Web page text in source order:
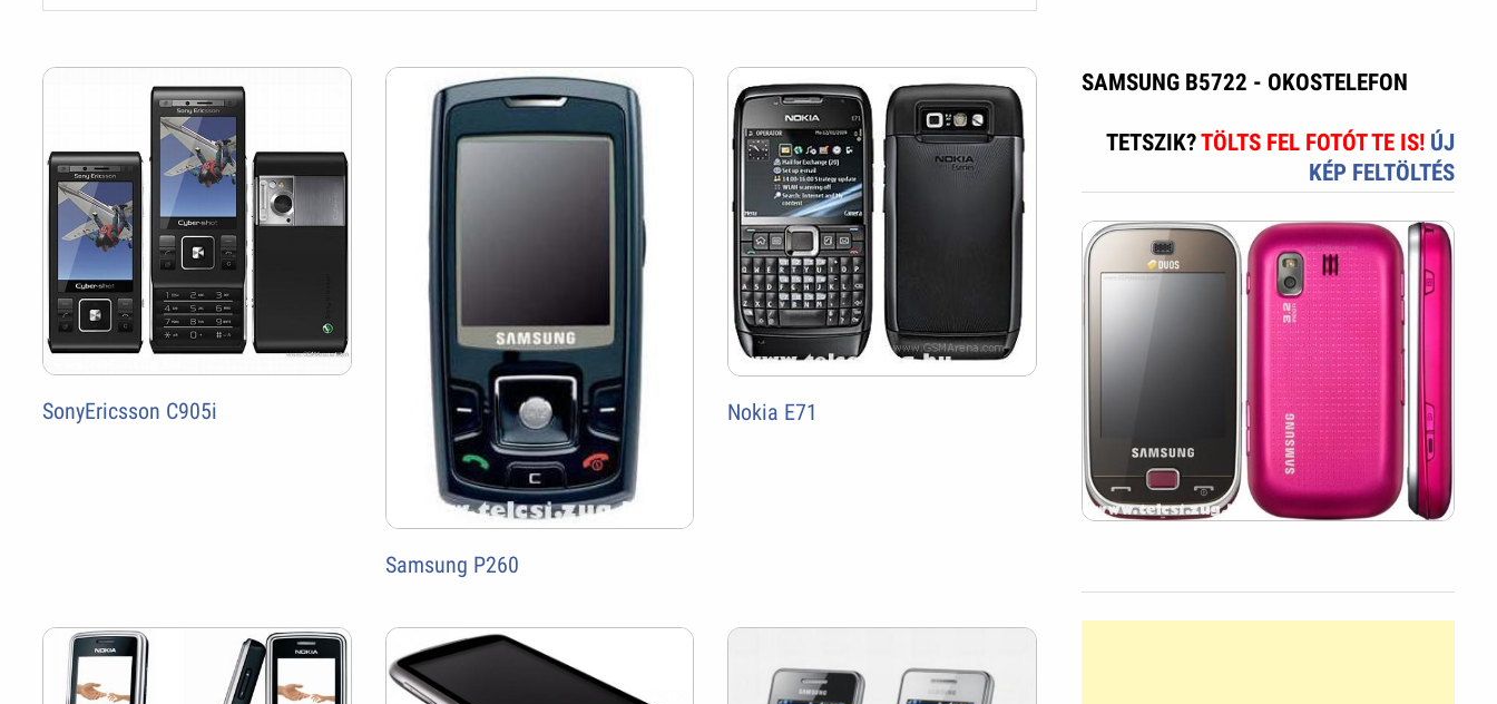
SonyEricsson C905i
Samsung P260
Nokia E71
SAMSUNG B5722 - OKOSTELEFON
TETSZIK?TÖLTS FEL FOTÓT TE IS! ÚJ
KÉP FELTÖLTÉS